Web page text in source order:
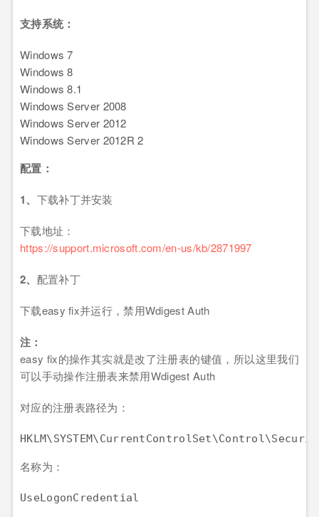
支持系统：
Windows 7
Windows 8
Windows 8.1
Windows Server 2008
Windows Server 2012
Windows Server 2012R 2
配置：
1、 下载补丁并安装
下载地址：
https://support.microsoft.com/en-us/kb/2871997
2、 配置补丁
下载easy fix并运行，禁用Wdigest Auth
注：
easy fix的操作其实就是改了注册表的键值，所以这里我们
可以手动操作注册表来禁用Wdigest Auth
对应的注册表路径为：
名称为：